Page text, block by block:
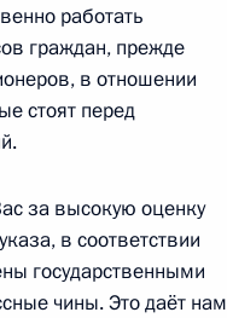
8
работать
граждан, прежде
в отношении
стоят перед
за высокую оценку
в соответствии
государственными
чины. Это даёт нам